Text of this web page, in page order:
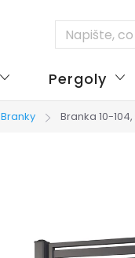
Pergoly
Branky Branka 10-